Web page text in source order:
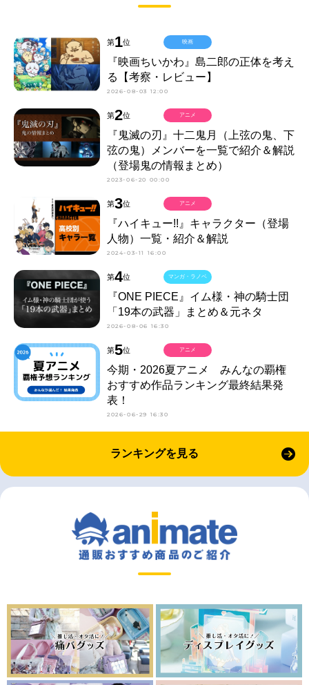
第1位
『映画ちいかわ』島二郎の正体を考え
る【考察・レビュー】
2026-08-03 12:00
映画
第2位
『鬼滅の刃』十二鬼月（上弦の鬼、下
弦の鬼）メンバーを一覧で紹介＆解説
（登場鬼の情報まとめ）
2023-06-20 00:00
アニメ
第3位
『ハイキュー!!』キャラクター（登場
人物）一覧・紹介＆解説
2024-03-11 16:00
アニメ
第4位
『ONE PIECE』イム様・神の騎士団
「19本の武器」まとめ＆元ネタ
2026-08-06 16:30
マンガ・ラノベ
第5位
今期・2026夏アニメ みんなの覇権
おすすめ作品ランキング最終結果発
表！
2026-06-29 16:30
アニメ
ランキングを見る